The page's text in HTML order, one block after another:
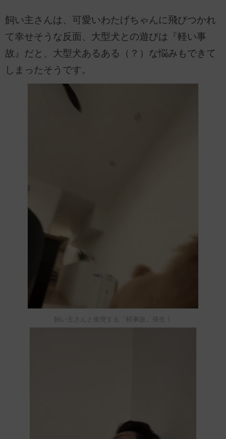
飼い主さんは、可愛いわたげちゃんに飛びつかれ
て幸せそうな反面、大型犬との遊びは『軽い事
故』だと、大型犬あるある（？）な悩みもできて
しまったそうです。
飼い主さんと衝突する「軽事故」発生！